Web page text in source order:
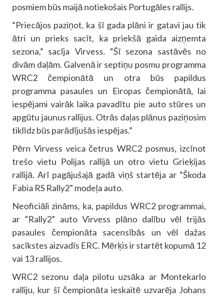
posmiem būs maijā notiekošais Portugāles rallijs.
“Priecājos paziņot, ka šī gada plāni ir gatavi jau tik
ātri un prieks sacīt, ka priekšā gaida aizņemta
sezona,” sacīja Virvess. “Šī sezona sastāvēs no
divām daļām. Galvenā ir septiņu posmu programma
WRC2 čempionātā un otra būs papildus
programma pasaules un Eiropas čempionātā, lai
iespējami vairāk laika pavadītu pie auto stūres un
apgūtu jaunus rallijus. Otrās daļas plānus paziņosim
tiklīdz būs parādījušās iespējas.”
Pērn Virvess veica četrus WRC2 posmus, izcīnot
trešo vietu Polijas rallijā un otro vietu Grieķijas
rallijā. Arī pagājušajā gadā viņš startēja ar “Škoda
Fabia RS Rally2” modeļa auto.
Neoficiāli zināms, ka, papildus WRC2 programmai,
ar “Rally2” auto Virvess plāno dalību vēl trijās
pasaules čempionāta sacensībās un vēl dažas
sacīkstes aizvadīs ERC. Mērķis ir startēt kopumā 12
vai 13 rallijos.
WRC2 sezonu daļa pilotu uzsāka ar Montekarlo
ralliju, kur šī čempionāta ieskaitē uzvarēja Johans